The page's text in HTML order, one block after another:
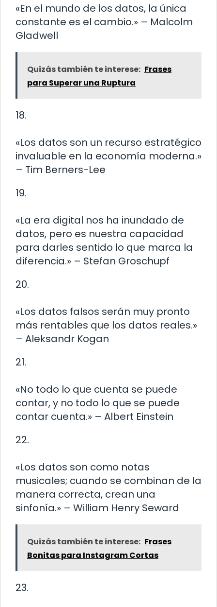
«En el mundo de los datos, la única
constante es el cambio.» – Malcolm
Gladwell
Quizás también te interese: Frases
para Superar una Ruptura
18.
«Los datos son un recurso estratégico
invaluable en la economía moderna.»
– Tim Berners-Lee
19.
«La era digital nos ha inundado de
datos, pero es nuestra capacidad
para darles sentido lo que marca la
diferencia.» – Stefan Groschupf
20.
«Los datos falsos serán muy pronto
más rentables que los datos reales.»
– Aleksandr Kogan
21.
«No todo lo que cuenta se puede
contar, y no todo lo que se puede
contar cuenta.» – Albert Einstein
22.
«Los datos son como notas
musicales; cuando se combinan de la
manera correcta, crean una
sinfonía.» – William Henry Seward
Quizás también te interese: Frases
Bonitas para Instagram Cortas
23.